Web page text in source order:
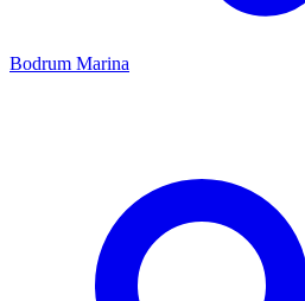
Bodrum Marina